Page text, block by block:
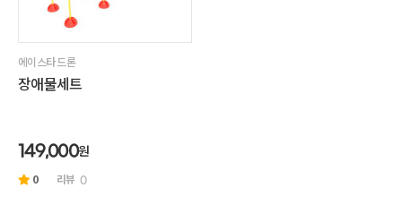
에이스타 드론
장애물세트
149,000원
0 리뷰 0